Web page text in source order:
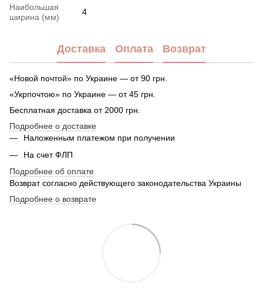
Наибольшая
ширина (мм)
4
Доставка Оплата Возврат
«Новой почтой» по Украине — от 90 грн.
«Укрпочтою» по Украине — от 45 грн.
Бесплатная доставка от 2000 грн.
Подробнее о доставке
Наложенным платежом при получении
На счет ФЛП
Подробнее об оплате
Возврат согласно действующего законодательства Украины
Подробнее о возврате